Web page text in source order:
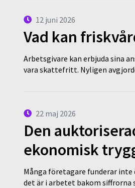
12 juni 2026
Vad kan
Arbetsgivare kan erbjuda sina
vara skattefritt. Nyligen
22 maj 2026
Den
ekonomisk
Många företagare funderar
det är i arbetet bakom